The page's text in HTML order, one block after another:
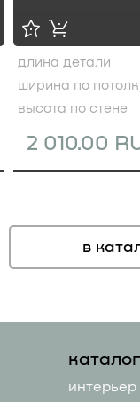
2 010.00
длина детали
ширина по
высота по стене
в
каталог
интерьер